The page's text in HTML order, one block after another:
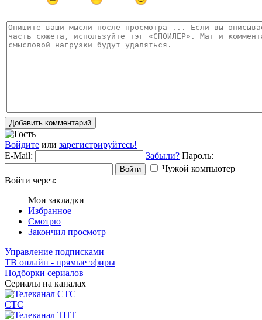
Добавить комментарий
Войдите или зарегистрируйтесь!
E-Mail:
Забыли? Пароль:
Войти
Чужой компьютер
Войти через:
Мои закладки
Избранное
Смотрю
Закончил просмотр
Управление подписками
ТВ онлайн - прямые эфиры
Подборки сериалов
Сериалы на каналах
СТС